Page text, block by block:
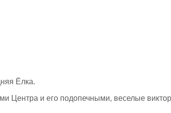
Ёлка.
Центра и его подопечными, веселые